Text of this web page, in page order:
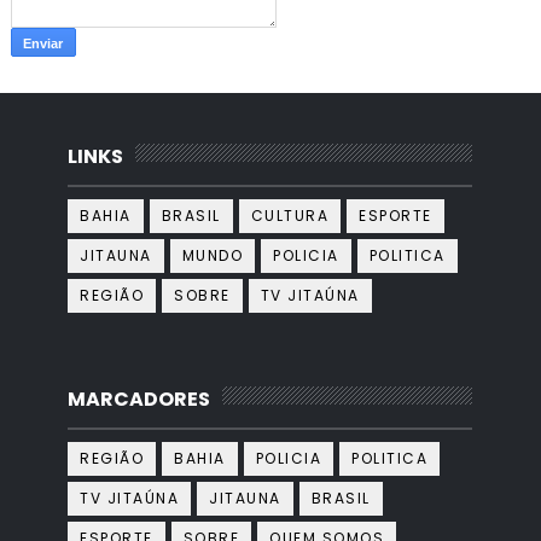
LINKS
BAHIA BRASIL CULTURA
ESPORTE
JITAUNA
MUNDO POLICIA
POLITICA
REGIÃO
SOBRE TV JITAÚNA
MARCADORES
REGIÃO BAHIA POLICIA
POLITICA
TV JITAÚNA
JITAUNA
BRASIL